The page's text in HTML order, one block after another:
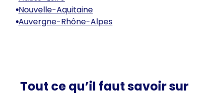
Nouvelle-Aquitaine
Auvergne-Rhône-Alpes
Tout ce qu’il faut savoir sur